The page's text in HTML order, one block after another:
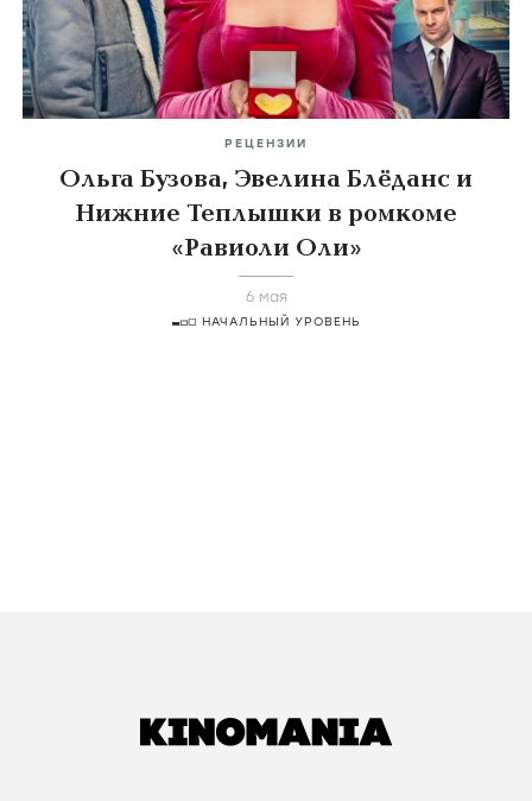
РЕЦЕНЗИИ
Ольга Бузова, Эвелина Блёданс и
Нижние Теплышки в ромкоме
«Равиоли Оли»
6 мая
НАЧАЛЬНЫЙ УРОВЕНЬ